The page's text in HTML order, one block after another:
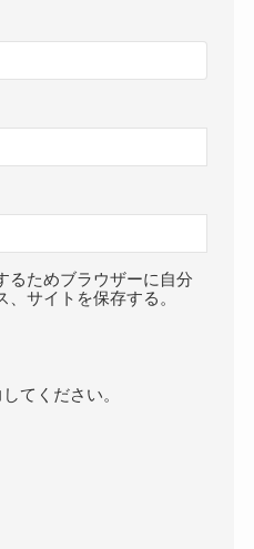
るためブラウザーに自分
サイトを保存する。
てください。